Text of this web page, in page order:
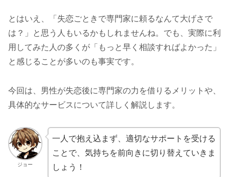
とはいえ、「失恋ごときで専門家に頼るなんて大げさで
は？」と思う人もいるかもしれませんね。でも、実際に利
用してみた人の多くが「もっと早く相談すればよかった」
と感じることが多いのも事実です。
今回は、男性が失恋後に専門家の力を借りるメリットや、
具体的なサービスについて詳しく解説します。
ジョー
一人で抱え込まず、適切なサポートを受ける
ことで、気持ちを前向きに切り替えていきま
しょう！